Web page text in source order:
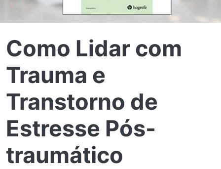
Como Lidar com
Trauma e
Transtorno de
Estresse Pós-
traumático